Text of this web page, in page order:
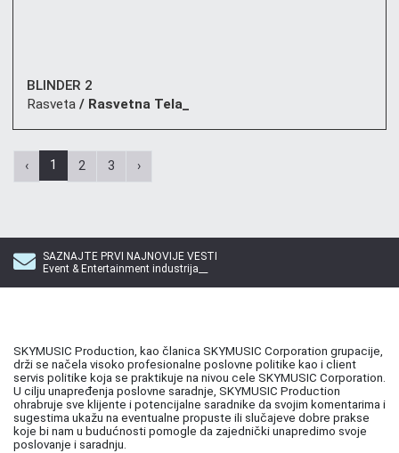
BLINDER 2
Rasveta / Rasvetna Tela_
‹ 1 2 3 ›
SAZNAJTE PRVI NAJNOVIJE VESTI
Event & Entertainment industrija__
SKYMUSIC Production, kao članica SKYMUSIC Corporation grupacije,
drži se načela visoko profesionalne poslovne politike kao i client
servis politike koja se praktikuje na nivou cele SKYMUSIC Corporation.
U cilju unapređenja poslovne saradnje, SKYMUSIC Production
ohrabruje sve klijente i potencijalne saradnike da svojim komentarima i
sugestima ukažu na eventualne propuste ili slučajeve dobre prakse
koje bi nam u budućnosti pomogle da zajednički unapredimo svoje
poslovanje i saradnju.